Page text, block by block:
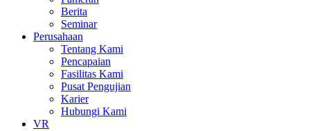
Berita
Seminar
Perusahaan
Tentang Kami
Pencapaian
Fasilitas Kami
Pusat Pengujian
Karier
Hubungi Kami
VR